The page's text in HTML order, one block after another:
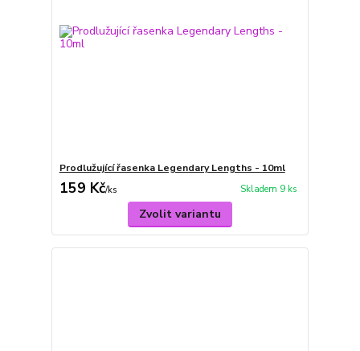
Prodlužující řasenka Legendary Lengths - 10ml
159 Kč/ks Skladem 9 ks
Zvolit variantu